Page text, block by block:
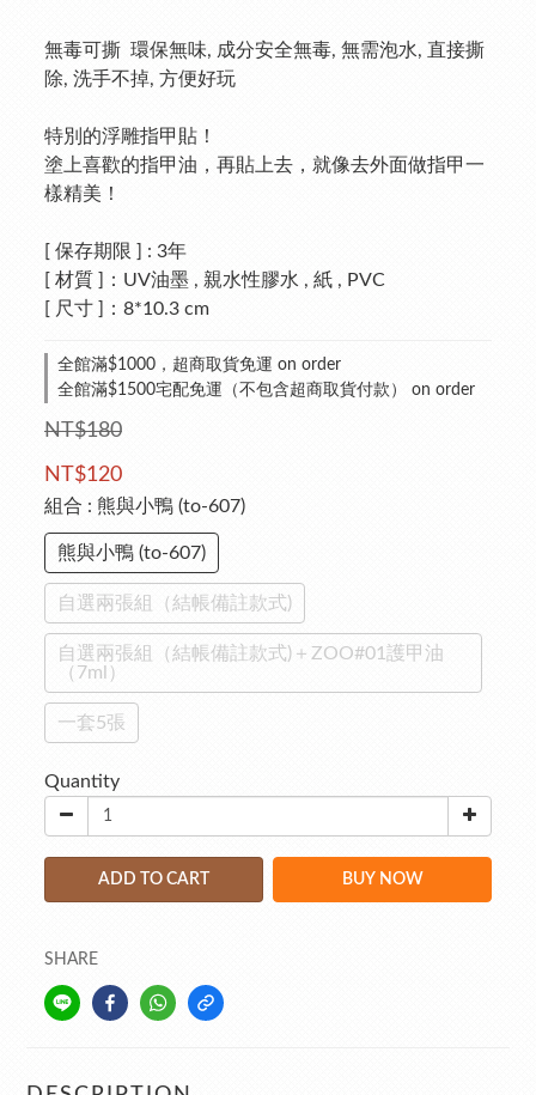
無毒可撕  環保無味, 成分安全無毒, 無需泡水, 直接撕
除, 洗手不掉, 方便好玩
特別的浮雕指甲貼！
塗上喜歡的指甲油，再貼上去，就像去外面做指甲一
樣精美！
[ 保存期限 ] : 3年
[ 材質 ]：UV油墨 , 親水性膠水 , 紙 , PVC
[ 尺寸 ]：8*10.3 cm
全館滿$1000，超商取貨免運 on order
全館滿$1500宅配免運（不包含超商取貨付款） on order
NT$180
NT$120
組合 : 熊與小鴨 (to-607)
熊與小鴨 (to-607)
自選兩張組（結帳備註款式)
自選兩張組（結帳備註款式)＋ZOO#01護甲油
（7ml）
一套5張
Quantity
ADD TO CART BUY NOW
SHARE